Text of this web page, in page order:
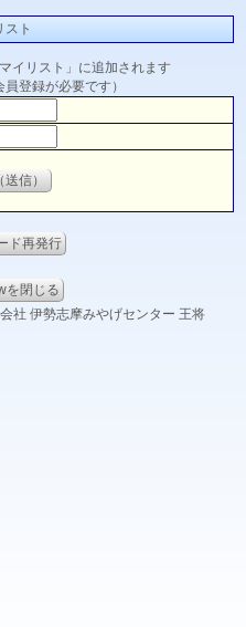
スト
イリスト」に追加されます
員登録が必要です）
ド再発行
を閉じる
社 伊勢志摩みやげセンター 王将